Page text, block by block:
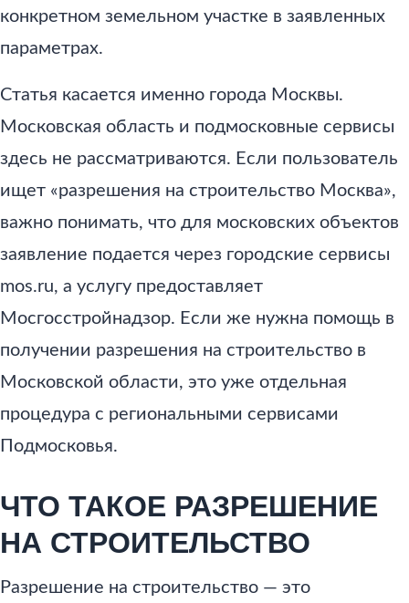
конкретном земельном участке в заявленных
параметрах.
Статья касается именно города Москвы.
Московская область и подмосковные сервисы
здесь не рассматриваются. Если пользователь
ищет «разрешения на строительство Москва»,
важно понимать, что для московских объектов
заявление подается через городские сервисы
mos.ru, а услугу предоставляет
Мосгосстройнадзор. Если же нужна помощь в
получении разрешения на строительство в
Московской области, это уже отдельная
процедура с региональными сервисами
Подмосковья.
ЧТО ТАКОЕ РАЗРЕШЕНИЕ
НА СТРОИТЕЛЬСТВО
Разрешение на строительство — это